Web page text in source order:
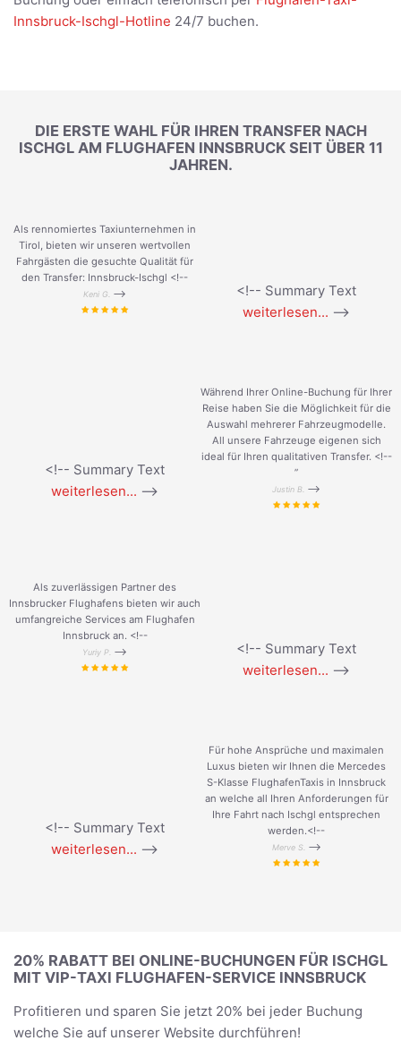
Innsbruck-Ischgl-Hotline 24/7 buchen.
DIE ERSTE WAHL FÜR IHREN TRANSFER NACH
ISCHGL AM FLUGHAFEN INNSBRUCK SEIT ÜBER 11
JAHREN.
Als rennomiertes Taxiunternehmen in
Tirol, bieten wir unseren wertvollen
Fahrgästen die gesuchte Qualität für
den Transfer: Innsbruck-Ischgl <!--
Keni G. -->
<!-- Summary Text
weiterlesen... -->
<!-- Summary Text
weiterlesen... -->
Während Ihrer Online-Buchung für Ihrer
Reise haben Sie die Möglichkeit für die
Auswahl mehrerer Fahrzeugmodelle.
All unsere Fahrzeuge eigenen sich
ideal für Ihren qualitativen Transfer. <!--
”
Justin B. -->
Als zuverlässigen Partner des
Innsbrucker Flughafens bieten wir auch
umfangreiche Services am Flughafen
Innsbruck an. <!--
Yuriy P. -->
<!-- Summary Text
weiterlesen... -->
<!-- Summary Text
weiterlesen... -->
Für hohe Ansprüche und maximalen
Luxus bieten wir Ihnen die Mercedes
S-Klasse FlughafenTaxis in Innsbruck
an welche all Ihren Anforderungen für
Ihre Fahrt nach Ischgl entsprechen
werden.<!--
Merve S. -->
20% RABATT BEI ONLINE-BUCHUNGEN FÜR ISCHGL
MIT VIP-TAXI FLUGHAFEN-SERVICE INNSBRUCK
Profitieren und sparen Sie jetzt 20% bei jeder Buchung
welche Sie auf unserer Website durchführen!